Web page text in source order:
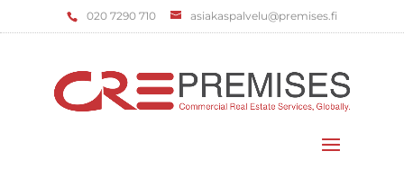
‌020 7290 710 asiakaspalvelu@premises.fi